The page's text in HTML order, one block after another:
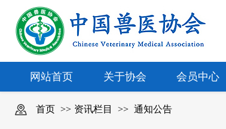
网站首页 关于协会 会员中心
首页 >> 资讯栏目 >> 通知公告